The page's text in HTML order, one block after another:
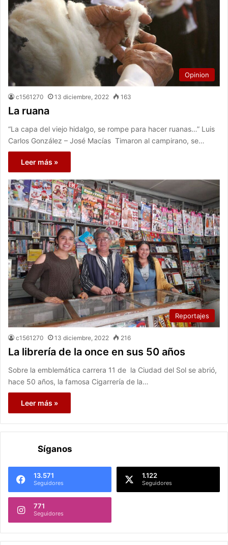
Opinion
c1561270 13 diciembre, 2022 163
La ruana
“La capa del viejo hidalgo, se rompe para hacer ruanas…” Luis
Carlos González – José Macías Timaron al campirano, se…
Leer más »
Reportajes
c1561270 13 diciembre, 2022 216
La librería de la once en sus 50 años
Sobre la emblemática carrera 11 de la Ciudad del Sol se abrió,
hace 50 años, la famosa Cigarrería de la…
Leer más »
Síganos
13.571
Seguidores
1.122
Seguidores
771
Seguidores